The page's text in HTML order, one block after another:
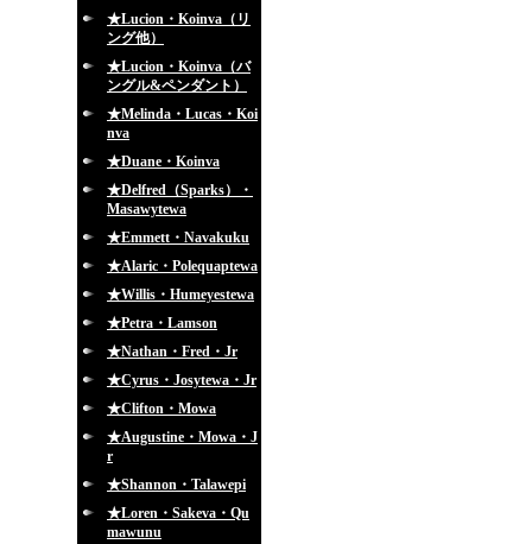
★Lucion・Koinva（リ
ング他）
★Lucion・Koinva（バ
ングル&ペンダント）
★Melinda・Lucas・Koi
nva
★Duane・Koinva
★Delfred（Sparks）・
Masawytewa
★Emmett・Navakuku
★Alaric・Polequaptewa
★Willis・Humeyestewa
★Petra・Lamson
★Nathan・Fred・Jr
★Cyrus・Josytewa・Jr
★Clifton・Mowa
★Augustine・Mowa・J
r
★Shannon・Talawepi
★Loren・Sakeva・Qu
mawunu